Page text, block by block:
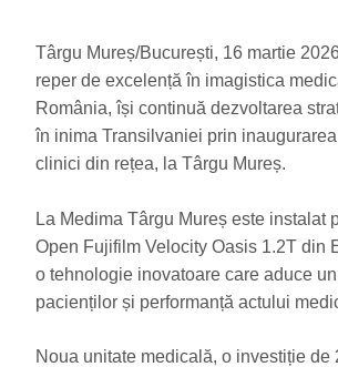
Târgu Mureș/București, 16 martie
reper de excelență în imagistica
România, își continuă dezvoltarea
în inima Transilvaniei prin
clinici din rețea, la Târgu Mureș.
La Medima Târgu Mureș este instalat
Open Fujifilm Velocity Oasis 1.2T din
o tehnologie inovatoare care aduce
pacienților și performanță actului
Noua unitate medicală, o investiție de